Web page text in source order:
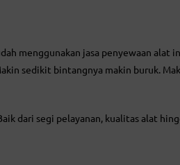
menggunakan jasa penyewaan alat
sedikit bintangnya makin buruk.
dari segi pelayanan, kualitas alat